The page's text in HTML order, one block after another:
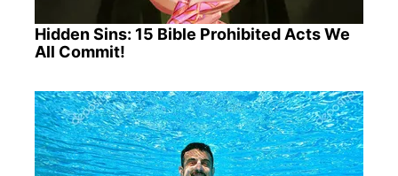
Hidden Sins: 15 Bible Prohibited Acts We
All Commit!